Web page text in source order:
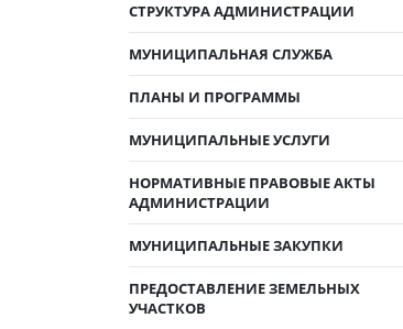
СТРУКТУРА АДМИНИСТРАЦИИ
МУНИЦИПАЛЬНАЯ СЛУЖБА
ПЛАНЫ И ПРОГРАММЫ
МУНИЦИПАЛЬНЫЕ УСЛУГИ
НОРМАТИВНЫЕ ПРАВОВЫЕ АКТЫ
АДМИНИСТРАЦИИ
МУНИЦИПАЛЬНЫЕ ЗАКУПКИ
ПРЕДОСТАВЛЕНИЕ ЗЕМЕЛЬНЫХ
УЧАСТКОВ